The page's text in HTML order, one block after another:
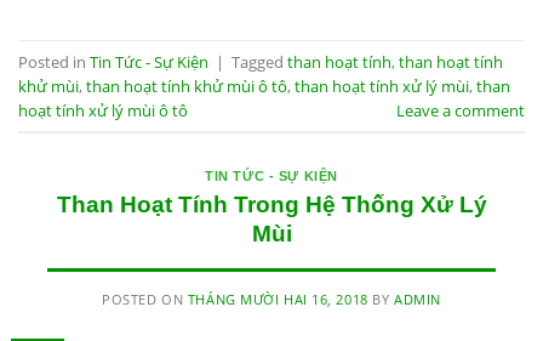
Posted in Tin Tức - Sự Kiện | Tagged than hoạt tính,than hoạt tính
khử mùi,than hoạt tính khử mùi ô tô,than hoạt tính xử lý mùi,than
hoạt tính xử lý mùi ô tô
Leave a comment
TIN TỨC - SỰ KIỆN
Than Hoạt Tính Trong Hệ Thống Xử Lý
Mùi
POSTED ON THÁNG MƯỜI HAI 16, 2018 BY ADMIN